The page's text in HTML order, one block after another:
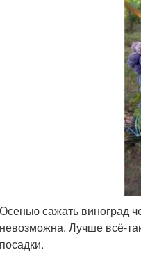
Осенью сажать виноград
невозможна. Лучше всё-
посадки.